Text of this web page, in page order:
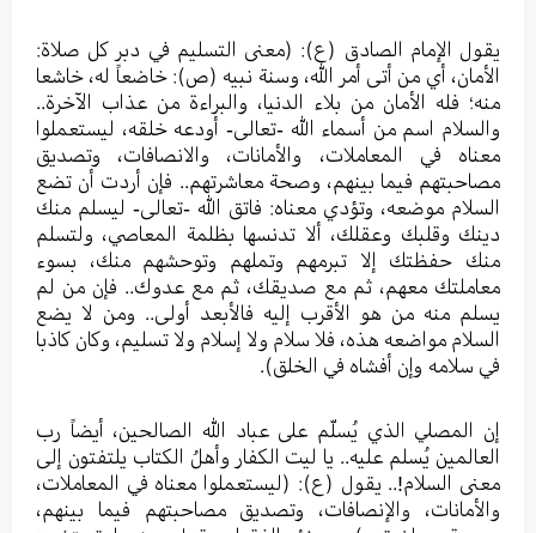
يقول الإمام الصادق (ع): (معنى التسليم في دبر كل صلاة:
الأمان، أي من أتى أمر الله، وسنة نبيه (ص): خاضعاً له، خاشعا
منه؛ فله الأمان من بلاء الدنيا، والبراءة من عذاب الآخرة..
والسلام اسم من أسماء الله -تعالى- أودعه خلقه، ليستعملوا
معناه في المعاملات، والأمانات، والانصافات، وتصديق
مصاحبتهم فيما بينهم، وصحة معاشرتهم.. فإن أردت أن تضع
السلام موضعه، وتؤدي معناه: فاتق الله -تعالى- ليسلم منك
دينك وقلبك وعقلك، ألا تدنسها بظلمة المعاصي، ولتسلم
منك حفظتك إلا تبرمهم وتملهم وتوحشهم منك، بسوء
معاملتك معهم، ثم مع صديقك، ثم مع عدوك.. فإن من لم
يسلم منه من هو الأقرب إليه فالأبعد أولى.. ومن لا يضع
السلام مواضعه هذه، فلا سلام ولا إسلام ولا تسليم، وكان كاذبا
في سلامه وإن أفشاه في الخلق).
إن المصلي الذي يُسلّم على عباد الله الصالحين، أيضاً رب
العالمين يُسلم عليه.. يا ليت الكفار وأهلُ الكتاب يلتفتون إلى
معنى السلام!.. يقول (ع): (ليستعملوا معناه في المعاملات،
والأمانات، والإنصافات، وتصديق مصاحبتهم فيما بينهم،